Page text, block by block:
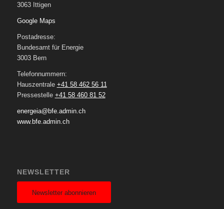
3063 Ittigen
Google Maps
Postadresse:
Bundesamt für Energie
3003 Bern
Telefonnummern:
Hauszentrale +41 58 462 56 11
Pressestelle +41 58 460 81 52
energeia@bfe.admin.ch
www.bfe.admin.ch
NEWSLETTER
Newsletter abonnieren